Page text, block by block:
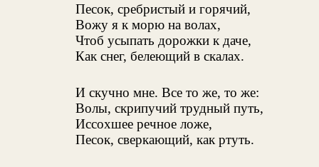
Песок, сребристый и горячий,
Вожу я к морю на волах,
Чтоб усыпать дорожки к даче,
Как снег, белеющий в скалах.
И скучно мне. Все то же, то же:
Волы, скрипучий трудный путь,
Иссохшее речное ложе,
Песок, сверкающий, как ртуть.